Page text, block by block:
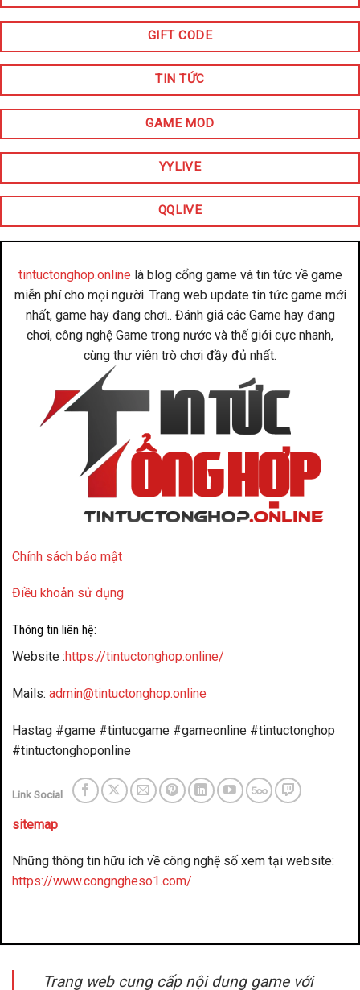
GIFT CODE
TIN TỨC
GAME MOD
YYLIVE
QQLIVE
tintuctonghop.online là blog cổng game và tin tức về game
miễn phí cho mọi người. Trang web update tin tức game mới
nhất, game hay đang chơi.. Đánh giá các Game hay đang
chơi, công nghệ Game trong nước và thế giới cực nhanh,
cùng thư viên trò chơi đầy đủ nhất.
Chính sách bảo mật
Điều khoản sử dụng
Thông tin liên hệ:
Website :https://tintuctonghop.online/
Mails: admin@tintuctonghop.online
Hastag #game #tintucgame #gameonline #tintuctonghop
#tintuctonghoponline
Link Social
sitemap
Những thông tin hữu ích về công nghệ số xem tại website:
https://www.congngheso1.com/
Trang web cung cấp nội dung game với